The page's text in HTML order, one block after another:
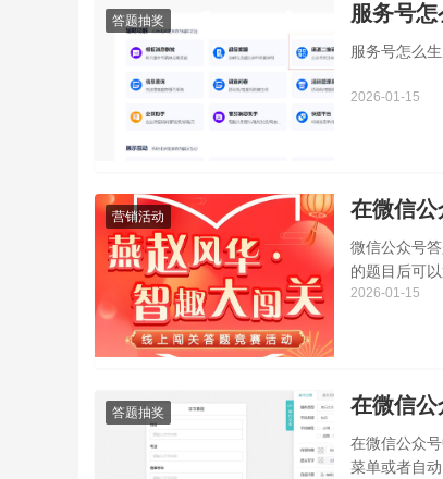
答题抽奖 服务号
服务号怎么
2026-01-15
营销活动 在微信
微信公众号
的题目后可
用于知识普及
2026-01-15
答题抽奖 在微信
在微信公众
菜单或者自